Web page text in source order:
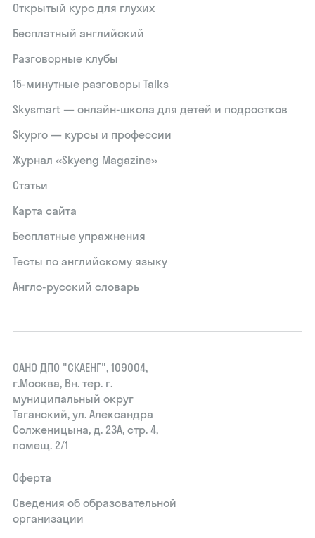
Открытый курс для глухих
Бесплатный английский
Разговорные клубы
15‑минутные разговоры Talks
Skysmart — онлайн-школа для детей и подростков
Skypro — курсы и профессии
Журнал «Skyeng Magazine»
Статьи
Карта сайта
Бесплатные упражнения
Тесты по английскому языку
Англо-русский словарь
ОАНО ДПО "СКАЕНГ", 109004,
г.Москва, Вн. тер. г.
муниципальный округ
Таганский, ул. Александра
Солженицына, д. 23А, стр. 4,
помещ. 2/1
Оферта
Сведения об образовательной
организации